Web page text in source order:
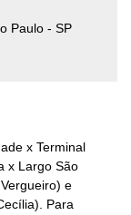
Paulo - SP
x Terminal
x Largo São
e
Para